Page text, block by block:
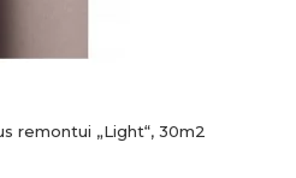
remontui „Light“, 30m2